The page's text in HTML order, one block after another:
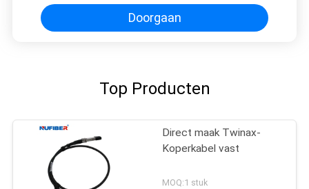
Doorgaan
Top Producten
Direct maak Twinax-
Koperkabel vast
MOQ:1 stuk